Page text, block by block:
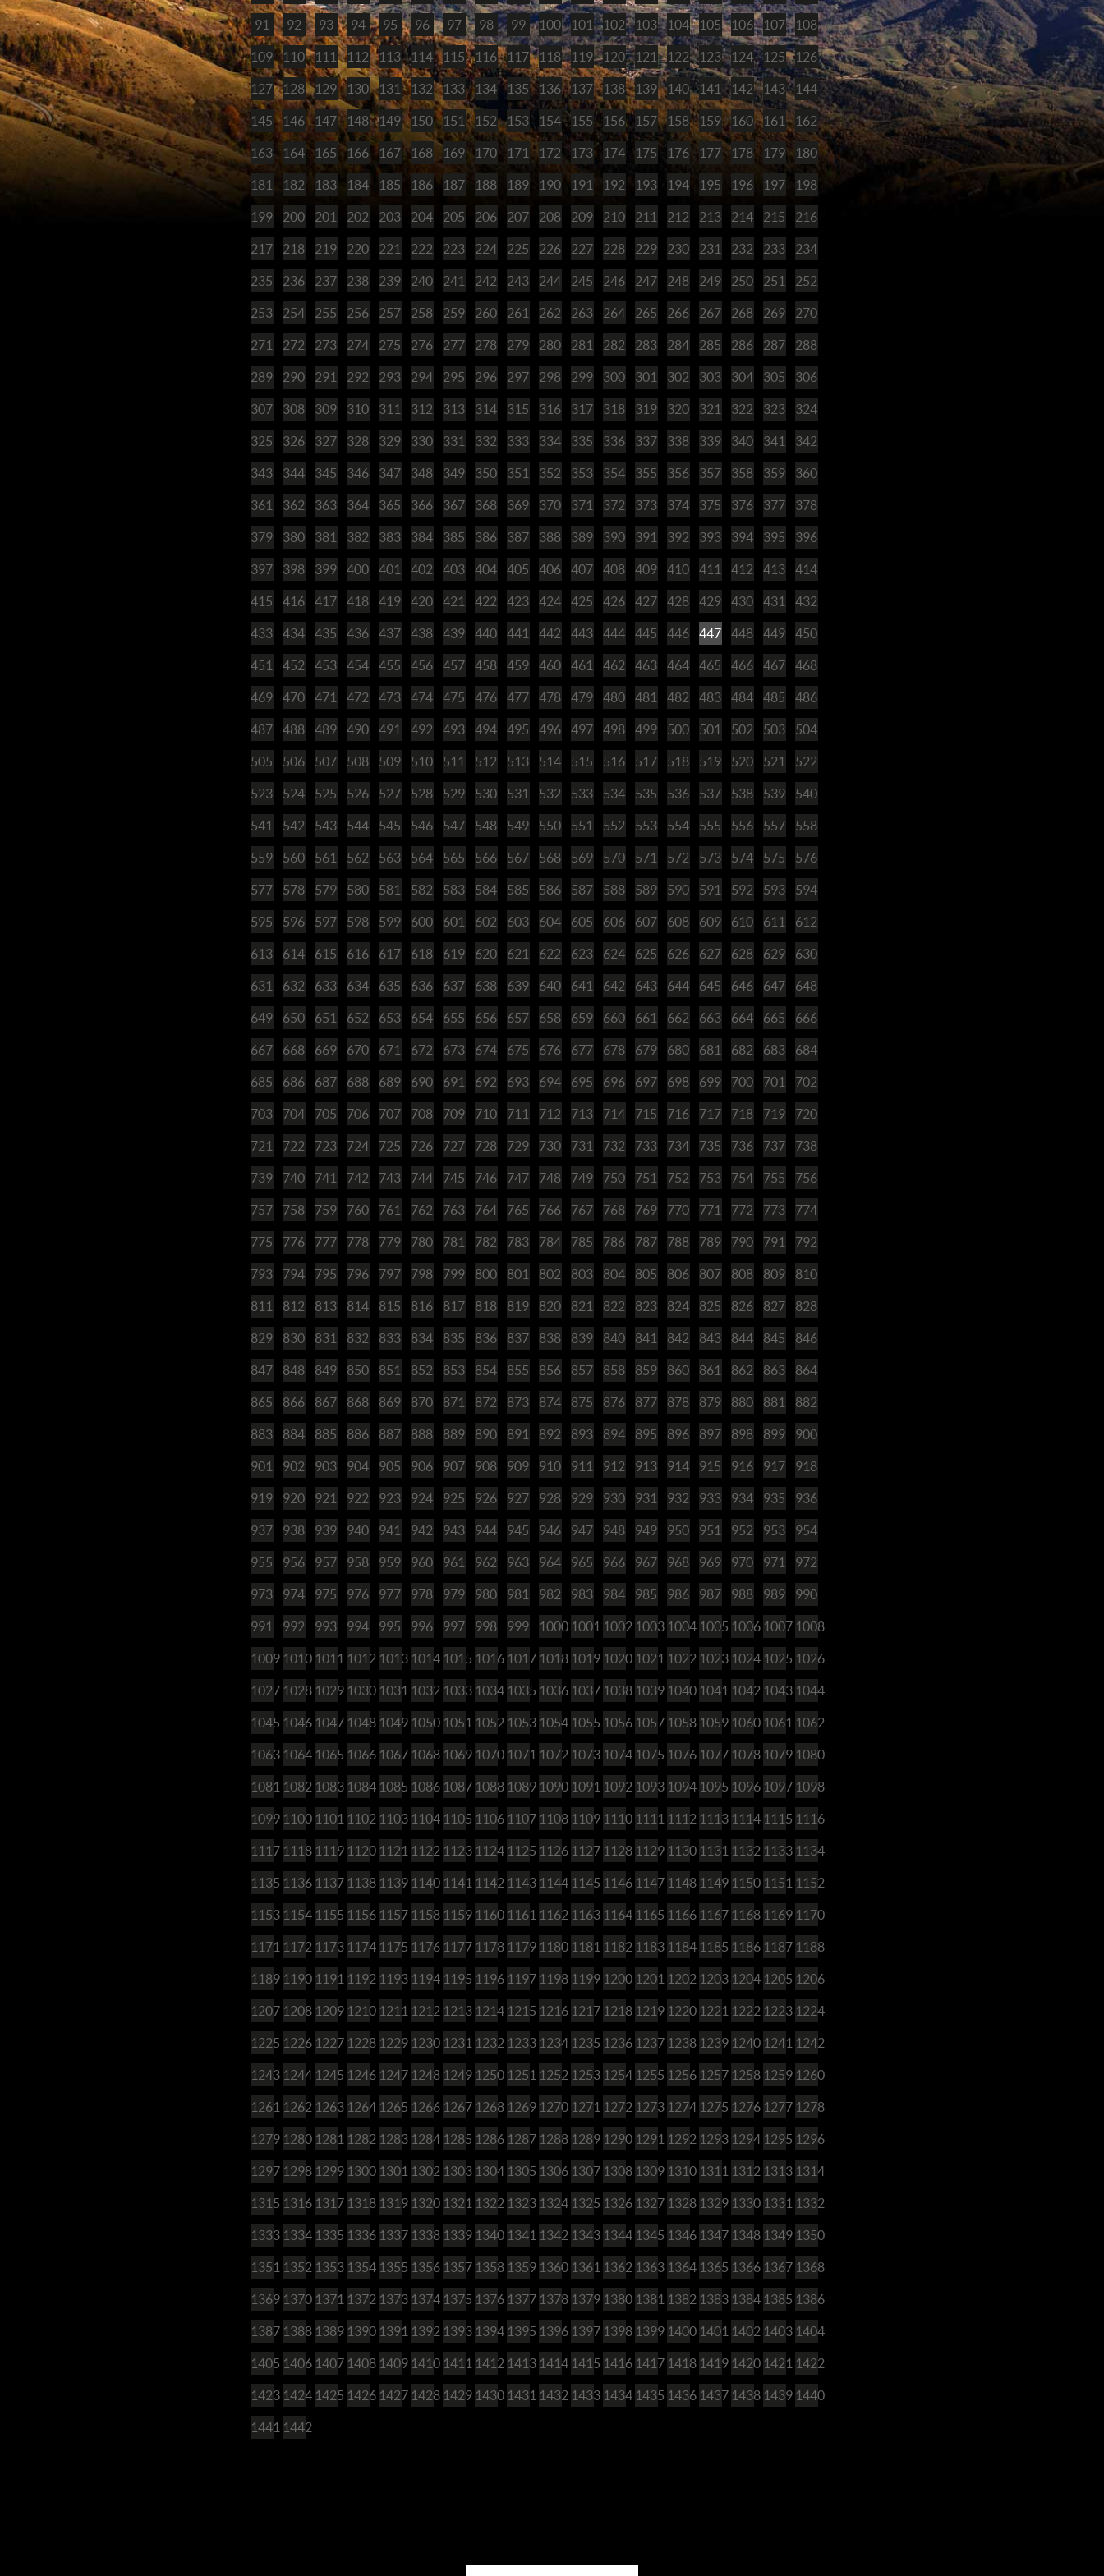
91 92 93 94 95 96 97 98 99 100 101 102 103 104 105 106 107 108
109 110 111 112 113 114 115 116 117 118 119 120 121 122 123 124 125 126
127 128 129 130 131 132 133 134 135 136 137 138 139 140 141 142 143 144
145 146 147 148 149 150 151 152 153 154 155 156 157 158 159 160 161 162
163 164 165 166 167 168 169 170 171 172 173 174 175 176 177 178 179 180
181 182 183 184 185 186 187 188 189 190 191 192 193 194 195 196 197 198
199 200 201 202 203 204 205 206 207 208 209 210 211 212 213 214 215 216
217 218 219 220 221 222 223 224 225 226 227 228 229 230 231 232 233 234
235 236 237 238 239 240 241 242 243 244 245 246 247 248 249 250 251 252
253 254 255 256 257 258 259 260 261 262 263 264 265 266 267 268 269 270
271 272 273 274 275 276 277 278 279 280 281 282 283 284 285 286 287 288
289 290 291 292 293 294 295 296 297 298 299 300 301 302 303 304 305 306
307 308 309 310 311 312 313 314 315 316 317 318 319 320 321 322 323 324
325 326 327 328 329 330 331 332 333 334 335 336 337 338 339 340 341 342
343 344 345 346 347 348 349 350 351 352 353 354 355 356 357 358 359 360
361 362 363 364 365 366 367 368 369 370 371 372 373 374 375 376 377 378
379 380 381 382 383 384 385 386 387 388 389 390 391 392 393 394 395 396
397 398 399 400 401 402 403 404 405 406 407 408 409 410 411 412 413 414
415 416 417 418 419 420 421 422 423 424 425 426 427 428 429 430 431 432
433 434 435 436 437 438 439 440 441 442 443 444 445 446 447 448 449 450
451 452 453 454 455 456 457 458 459 460 461 462 463 464 465 466 467 468
469 470 471 472 473 474 475 476 477 478 479 480 481 482 483 484 485 486
487 488 489 490 491 492 493 494 495 496 497 498 499 500 501 502 503 504
505 506 507 508 509 510 511 512 513 514 515 516 517 518 519 520 521 522
523 524 525 526 527 528 529 530 531 532 533 534 535 536 537 538 539 540
541 542 543 544 545 546 547 548 549 550 551 552 553 554 555 556 557 558
559 560 561 562 563 564 565 566 567 568 569 570 571 572 573 574 575 576
577 578 579 580 581 582 583 584 585 586 587 588 589 590 591 592 593 594
595 596 597 598 599 600 601 602 603 604 605 606 607 608 609 610 611 612
613 614 615 616 617 618 619 620 621 622 623 624 625 626 627 628 629 630
631 632 633 634 635 636 637 638 639 640 641 642 643 644 645 646 647 648
649 650 651 652 653 654 655 656 657 658 659 660 661 662 663 664 665 666
667 668 669 670 671 672 673 674 675 676 677 678 679 680 681 682 683 684
685 686 687 688 689 690 691 692 693 694 695 696 697 698 699 700 701 702
703 704 705 706 707 708 709 710 711 712 713 714 715 716 717 718 719 720
721 722 723 724 725 726 727 728 729 730 731 732 733 734 735 736 737 738
739 740 741 742 743 744 745 746 747 748 749 750 751 752 753 754 755 756
757 758 759 760 761 762 763 764 765 766 767 768 769 770 771 772 773 774
775 776 777 778 779 780 781 782 783 784 785 786 787 788 789 790 791 792
793 794 795 796 797 798 799 800 801 802 803 804 805 806 807 808 809 810
811 812 813 814 815 816 817 818 819 820 821 822 823 824 825 826 827 828
829 830 831 832 833 834 835 836 837 838 839 840 841 842 843 844 845 846
847 848 849 850 851 852 853 854 855 856 857 858 859 860 861 862 863 864
865 866 867 868 869 870 871 872 873 874 875 876 877 878 879 880 881 882
883 884 885 886 887 888 889 890 891 892 893 894 895 896 897 898 899 900
901 902 903 904 905 906 907 908 909 910 911 912 913 914 915 916 917 918
919 920 921 922 923 924 925 926 927 928 929 930 931 932 933 934 935 936
937 938 939 940 941 942 943 944 945 946 947 948 949 950 951 952 953 954
955 956 957 958 959 960 961 962 963 964 965 966 967 968 969 970 971 972
973 974 975 976 977 978 979 980 981 982 983 984 985 986 987 988 989 990
991 992 993 994 995 996 997 998 999 1000 1001 1002 1003 1004 1005 1006 1007 1008
1009 1010 1011 1012 1013 1014 1015 1016 1017 1018 1019 1020 1021 1022 1023 1024 1025 1026
1027 1028 1029 1030 1031 1032 1033 1034 1035 1036 1037 1038 1039 1040 1041 1042 1043 1044
1045 1046 1047 1048 1049 1050 1051 1052 1053 1054 1055 1056 1057 1058 1059 1060 1061 1062
1063 1064 1065 1066 1067 1068 1069 1070 1071 1072 1073 1074 1075 1076 1077 1078 1079 1080
1081 1082 1083 1084 1085 1086 1087 1088 1089 1090 1091 1092 1093 1094 1095 1096 1097 1098
1099 1100 1101 1102 1103 1104 1105 1106 1107 1108 1109 1110 1111 1112 1113 1114 1115 1116
1117 1118 1119 1120 1121 1122 1123 1124 1125 1126 1127 1128 1129 1130 1131 1132 1133 1134
1135 1136 1137 1138 1139 1140 1141 1142 1143 1144 1145 1146 1147 1148 1149 1150 1151 1152
1153 1154 1155 1156 1157 1158 1159 1160 1161 1162 1163 1164 1165 1166 1167 1168 1169 1170
1171 1172 1173 1174 1175 1176 1177 1178 1179 1180 1181 1182 1183 1184 1185 1186 1187 1188
1189 1190 1191 1192 1193 1194 1195 1196 1197 1198 1199 1200 1201 1202 1203 1204 1205 1206
1207 1208 1209 1210 1211 1212 1213 1214 1215 1216 1217 1218 1219 1220 1221 1222 1223 1224
1225 1226 1227 1228 1229 1230 1231 1232 1233 1234 1235 1236 1237 1238 1239 1240 1241 1242
1243 1244 1245 1246 1247 1248 1249 1250 1251 1252 1253 1254 1255 1256 1257 1258 1259 1260
1261 1262 1263 1264 1265 1266 1267 1268 1269 1270 1271 1272 1273 1274 1275 1276 1277 1278
1279 1280 1281 1282 1283 1284 1285 1286 1287 1288 1289 1290 1291 1292 1293 1294 1295 1296
1297 1298 1299 1300 1301 1302 1303 1304 1305 1306 1307 1308 1309 1310 1311 1312 1313 1314
1315 1316 1317 1318 1319 1320 1321 1322 1323 1324 1325 1326 1327 1328 1329 1330 1331 1332
1333 1334 1335 1336 1337 1338 1339 1340 1341 1342 1343 1344 1345 1346 1347 1348 1349 1350
1351 1352 1353 1354 1355 1356 1357 1358 1359 1360 1361 1362 1363 1364 1365 1366 1367 1368
1369 1370 1371 1372 1373 1374 1375 1376 1377 1378 1379 1380 1381 1382 1383 1384 1385 1386
1387 1388 1389 1390 1391 1392 1393 1394 1395 1396 1397 1398 1399 1400 1401 1402 1403 1404
1405 1406 1407 1408 1409 1410 1411 1412 1413 1414 1415 1416 1417 1418 1419 1420 1421 1422
1423 1424 1425 1426 1427 1428 1429 1430 1431 1432 1433 1434 1435 1436 1437 1438 1439 1440
1441 1442